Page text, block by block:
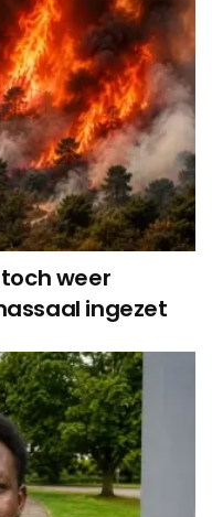
weer
ingezet